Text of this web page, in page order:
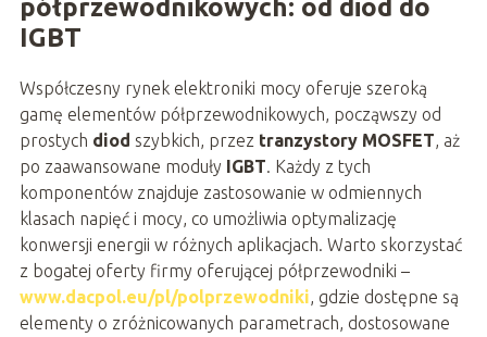
półprzewodnikowych: od diod do
IGBT
Współczesny rynek elektroniki mocy oferuje szeroką
gamę elementów półprzewodnikowych, począwszy od
prostych diod szybkich, przez tranzystory MOSFET, aż
po zaawansowane moduły IGBT. Każdy z tych
komponentów znajduje zastosowanie w odmiennych
klasach napięć i mocy, co umożliwia optymalizację
konwersji energii w różnych aplikacjach. Warto skorzystać
z bogatej oferty firmy oferującej półprzewodniki –
www.dacpol.eu/pl/polprzewodniki, gdzie dostępne są
elementy o zróżnicowanych parametrach, dostosowane